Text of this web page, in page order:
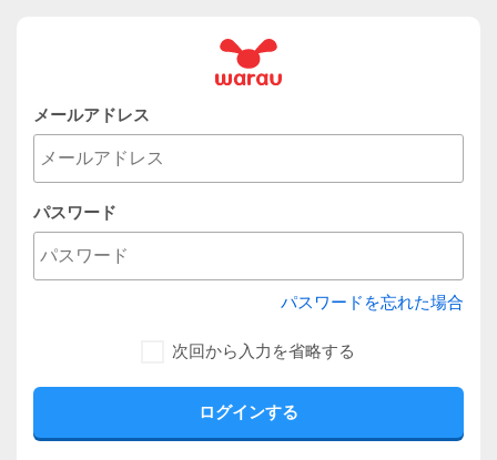
メールアドレス
パスワード
パスワードを忘れた場合
次回から入力を省略する